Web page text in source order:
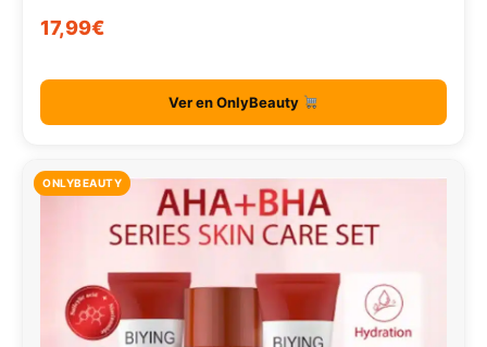
17,99€
Ver en OnlyBeauty
ONLYBEAUTY